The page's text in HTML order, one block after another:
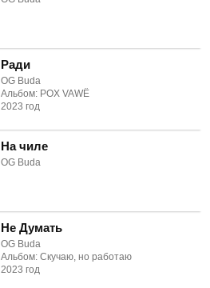
Ради
OG Buda
Альбом: POX VAWË
2023 год
На чиле
OG Buda
Не Думать
OG Buda
Альбом: Скучаю, но работаю
2023 год